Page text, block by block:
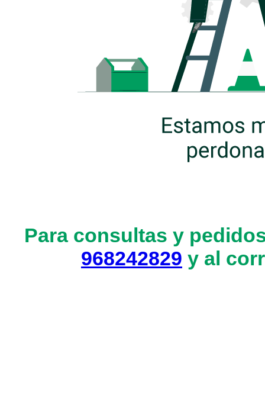
Para consultas y
968242829 y al